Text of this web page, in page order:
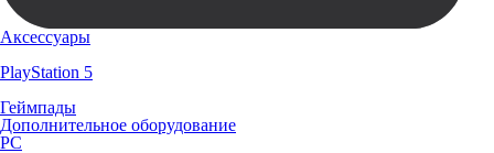
Аксессуары
PlayStation 5
Геймпады
Дополнительное оборудование
PC